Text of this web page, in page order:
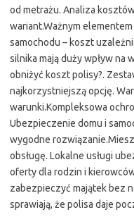
od metrażu. Analiza
wariant.Ważnym
samochodu – koszt
silnika mają duży wpływ na
obniżyć koszt polisy?.
najkorzystniejszą opcję.
warunki.Kompleksowa
Ubezpieczenie domu i
wygodne
obsługę. Lokalne usługi
oferty dla rodzin i
zabezpieczyć majątek bez
sprawiają, że polisa daje